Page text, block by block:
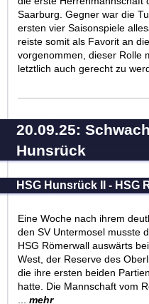
Saarburg. Gegner war die
ersten vier Saisonspiele
reiste somit als Favorit an
vorgenommen, dieser Rolle
letztlich auch gerecht zu
20.09.25:
Hunsrück
HSG Hunsrück II - HSG
Eine Woche nach ihrem
den SV Untermosel musste
HSG Römerwall auswärts
West, der Reserve des
die ihre ersten beiden
hatte. Die Mannschaft vom
mehr